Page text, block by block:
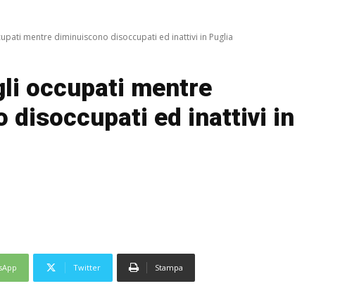
mentre diminuiscono disoccupati ed inattivi in Puglia
occupati mentre
disoccupati ed inattivi in
Twitter Stampa